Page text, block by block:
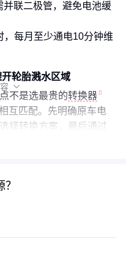
并联二极管，避免电池缓
，每月至少通电10分钟维
轮胎溅水区域
不是选最贵的转换器
互匹配。先明确原车电
择转换方案，最后通过
